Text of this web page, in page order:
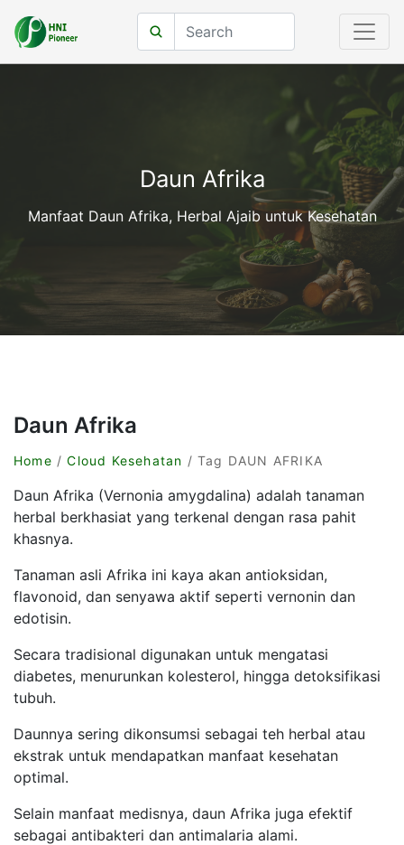
Daun Afrika
Manfaat Daun Afrika, Herbal Ajaib untuk Kesehatan
Daun Afrika
Home /Cloud Kesehatan / Tag DAUN AFRIKA
Daun Afrika (Vernonia amygdalina) adalah tanaman
herbal berkhasiat yang terkenal dengan rasa pahit
khasnya.
Tanaman asli Afrika ini kaya akan antioksidan,
flavonoid, dan senyawa aktif seperti vernonin dan
edotisin.
Secara tradisional digunakan untuk mengatasi
diabetes, menurunkan kolesterol, hingga detoksifikasi
tubuh.
Daunnya sering dikonsumsi sebagai teh herbal atau
ekstrak untuk mendapatkan manfaat kesehatan
optimal.
Selain manfaat medisnya, daun Afrika juga efektif
sebagai antibakteri dan antimalaria alami.